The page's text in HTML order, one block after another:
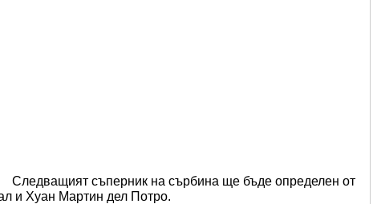
Следващият съперник на сърбина ще бъде определен от
и Хуан Мартин дел Потро.